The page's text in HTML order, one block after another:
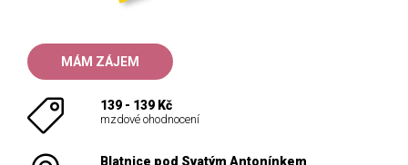
MÁM ZÁJEM
139 - 139 Kč
mzdové ohodnocení
Blatnice pod Svatým Antonínkem